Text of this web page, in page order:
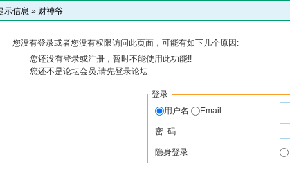
示信息 » 财神爷
您没有登录或者您没有权限访问此页面，可能有如下几个原因:
您还没有登录或注册，暂时不能使用此功能!!
您还不是论坛会员,请先登录论坛
登录
用户名
Email
密 码
隐身登录